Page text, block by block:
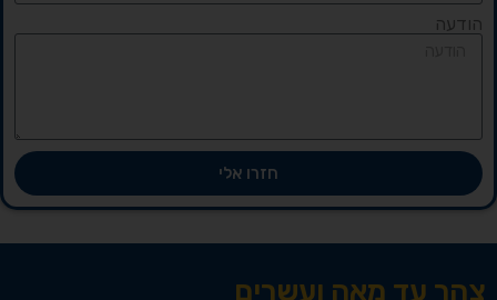
הודעה
חזרו אלי
צהר עד מאה ועשרים